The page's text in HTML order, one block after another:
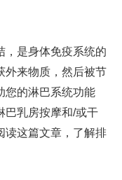
，是身体免疫系统的
外来物质，然后被节
您的淋巴系统功能
巴乳房按摩和/或干
读这篇文章，了解排